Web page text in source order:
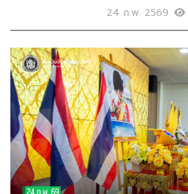
24 ก.พ. 2569